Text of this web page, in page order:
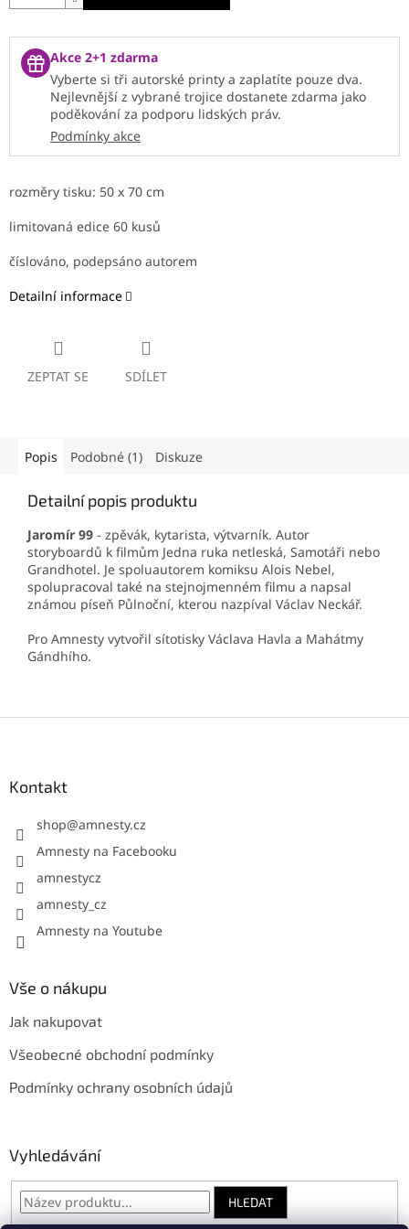
Akce 2+1 zdarma
Vyberte si tři autorské printy a zaplatíte pouze dva.
Nejlevnější z vybrané trojice dostanete zdarma jako
poděkování za podporu lidských práv.
Podmínky akce
rozměry tisku: 50 x 70 cm
limitovaná edice 60 kusů
číslováno, podepsáno autorem
Detailní informace
ZEPTAT SE SDÍLET
Popis Podobné (1) Diskuze
Detailní popis produktu
Jaromír 99 - zpěvák, kytarista, výtvarník. Autor
storyboardů k filmům Jedna ruka netleská, Samotáři nebo
Grandhotel. Je spoluautorem komiksu Alois Nebel,
spolupracoval také na stejnojmenném filmu a napsal
známou píseň Půlnoční, kterou nazpíval Václav Neckář.
Pro Amnesty vytvořil sítotisky Václava Havla a Mahátmy
Gándhího.
Kontakt
shop@amnesty.cz
Amnesty na Facebooku
amnestycz
amnesty_cz
Amnesty na Youtube
Vše o nákupu
Jak nakupovat
Všeobecné obchodní podmínky
Podmínky ochrany osobních údajů
Vyhledávání
HLEDAT